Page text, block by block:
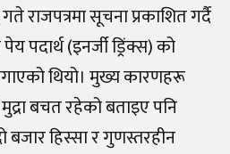
राजपत्रमा सूचना प्रकाशित गर्दै
पदार्थ (इनर्जी ड्रिंक्स) को
थियो। मुख्य कारणहरू
बचत रहेको बताइए पनि
बजार हिस्सा र गुणस्तरहीन